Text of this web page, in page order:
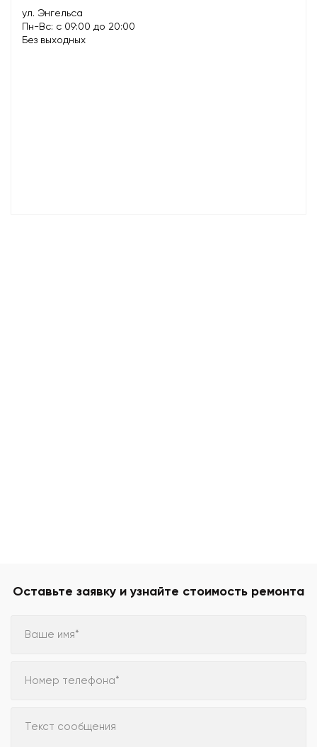
ул. Энгельса
Пн-Вс: с 09:00 до 20:00
Без выходных
Оставьте заявку и узнайте стоимость ремонта
Ваше имя*
Номер телефона*
Текст сообщения